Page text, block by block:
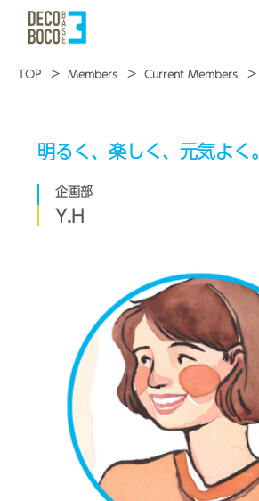
TOP Members Current Members
明るく、楽しく、元気よく。
企画部
Y.H